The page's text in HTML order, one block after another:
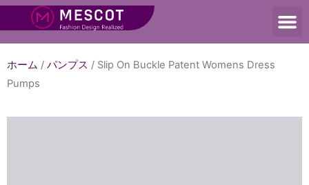
ホーム / パンプス / Slip On Buckle Patent Womens Dress
Pumps